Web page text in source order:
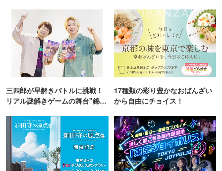
三四郎が早解きバトルに挑戦！
リアル謎解きゲームの舞台"錦糸
17種類の彩り豊かなおばんざい
から自由にチョイス！